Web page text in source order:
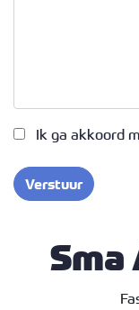
Ik ga akkoord
Verstuur